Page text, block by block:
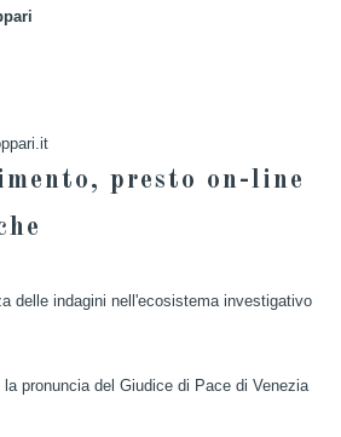
presto on-line
delle indagini nell'ecosistema investigativo
pronuncia del Giudice di Pace di Venezia